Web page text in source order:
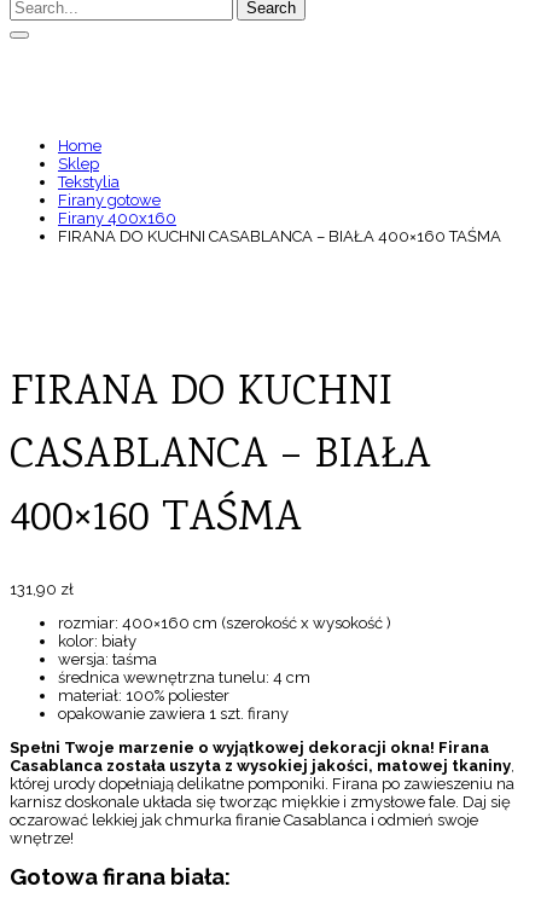
Search
Home
Sklep
Tekstylia
Firany gotowe
Firany 400x160
FIRANA DO KUCHNI CASABLANCA – BIAŁA 400×160 TAŚMA
FIRANA DO KUCHNI
CASABLANCA – BIAŁA
400×160 TAŚMA
131,90 zł
rozmiar: 400×160 cm (szerokość x wysokość )
kolor: biały
wersja: taśma
średnica wewnętrzna tunelu: 4 cm
materiał: 100% poliester
opakowanie zawiera 1 szt. firany
Spełni Twoje marzenie o wyjątkowej dekoracji okna! Firana
Casablanca została uszyta z wysokiej jakości, matowej tkaniny,
której urody dopełniają delikatne pomponiki. Firana po zawieszeniu na
karnisz doskonale układa się tworząc miękkie i zmysłowe fale. Daj się
oczarować lekkiej jak chmurka firanie Casablanca i odmień swoje
wnętrze!
Gotowa firana biała: